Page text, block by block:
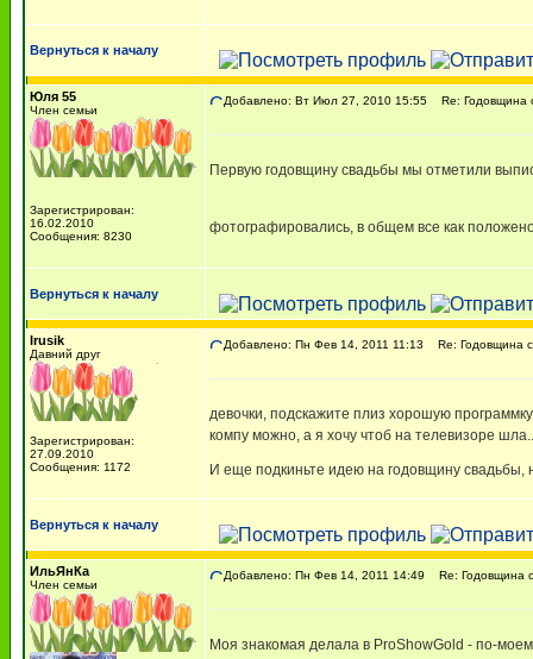
Вернуться к началу
Юля 55
Член семьи
Зарегистрирован:
16.02.2010
Сообщения: 8230
Добавлено: Вт Июл 27, 2010 15:55 Re: Годовщина
Первую годовщину свадьбы мы отметили
фотографировались, в общем все как
Вернуться к началу
Irusik
Давний друг
Зарегистрирован:
27.09.2010
Сообщения: 1172
Добавлено: Пн Фев 14, 2011 11:13 Re: Годовщина
девочки, подскажите плиз хорошую
компу можно, а я хочу чтоб на телевизоре
И еще подкиньте идею на годовщину свадьбы,
Вернуться к началу
ИльЯнКа
Член семьи
Добавлено: Пн Фев 14, 2011 14:49 Re: Годовщина
Моя знакомая делала в ProShowGold - по-